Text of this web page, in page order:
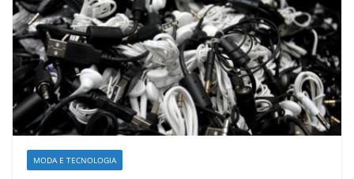
MODA E TECNOLOGIA